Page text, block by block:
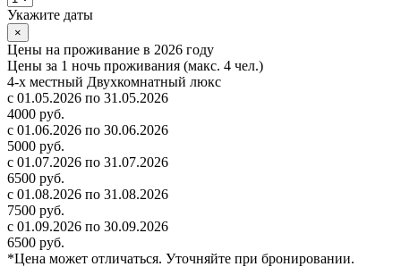
Укажите даты
×
Цены на проживание в 2026 году
Цены за 1 ночь проживания (макс. 4 чел.)
4-х местный Двухкомнатный люкс
с 01.05.2026 по 31.05.2026
4000 руб.
с 01.06.2026 по 30.06.2026
5000 руб.
с 01.07.2026 по 31.07.2026
6500 руб.
с 01.08.2026 по 31.08.2026
7500 руб.
с 01.09.2026 по 30.09.2026
6500 руб.
*Цена может отличаться. Уточняйте при бронировании.